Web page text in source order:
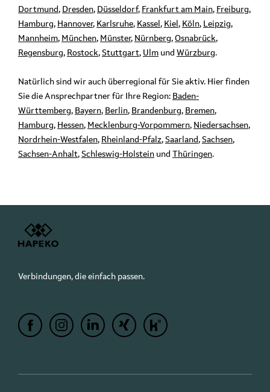
Dortmund, Dresden, Düsseldorf, Frankfurt am Main, Freiburg,
Hamburg, Hannover, Karlsruhe, Kassel , Kiel , Köln, Leipzig,
Mannheim, München, Münster, Nürnberg, Osnabrück,
Regensburg, Rostock, Stuttgart, Ulm und Würzburg.
Natürlich sind wir auch überregional für Sie aktiv. Hier finden
Sie die Ansprechpartner für Ihre Region: Baden-
Württemberg, Bayern, Berlin, Brandenburg, Bremen,
Hamburg, Hessen, Mecklenburg-Vorpommern, Niedersachsen,
Nordrhein-Westfalen, Rheinland-Pfalz, Saarland, Sachsen,
Sachsen-Anhalt, Schleswig-Holstein und Thüringen.
Verbindungen, die einfach passen.